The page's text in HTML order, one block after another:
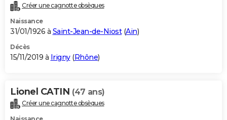
Créer une cagnotte obsèques
Naissance
31/01/1926 à Saint-Jean-de-Niost(Ain)
Décès
15/11/2019 à Irigny(Rhône)
Lionel CATIN (47 ans)
Créer une cagnotte obsèques